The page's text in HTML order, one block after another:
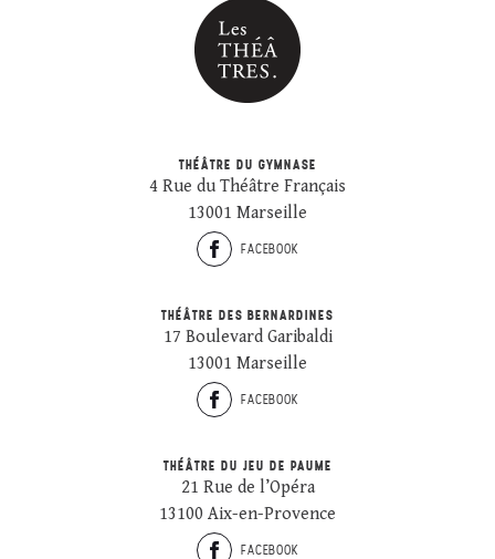
THÉÂTRE DU GYMNASE
4 Rue du Théâtre Français
13001 Marseille
FACEBOOK
THÉÂTRE DES BERNARDINES
17 Boulevard Garibaldi
13001 Marseille
FACEBOOK
THÉÂTRE DU JEU DE PAUME
21 Rue de l’Opéra
13100 Aix-en-Provence
FACEBOOK